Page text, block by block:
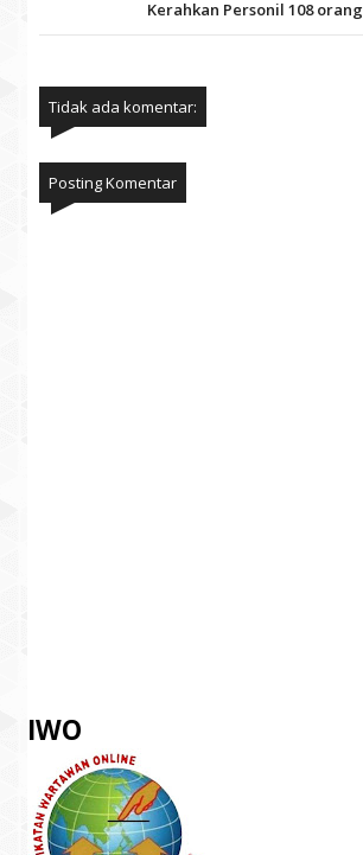
Kerahkan Personil 108 orang
Tidak ada komentar:
Posting Komentar
IWO